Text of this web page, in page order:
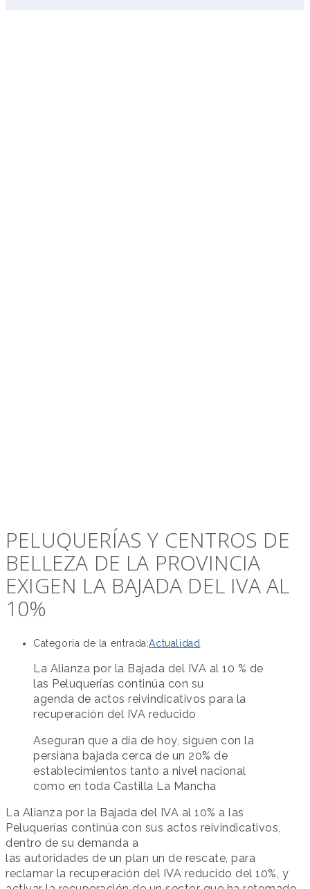
PELUQUERÍAS Y CENTROS DE
BELLEZA DE LA PROVINCIA
EXIGEN LA BAJADA DEL IVA AL
10%
Categoría de la entrada:Actualidad
La Alianza por la Bajada del IVA al 10 % de
las Peluquerías continúa con su
agenda de actos reivindicativos para la
recuperación del IVA reducido
Aseguran que a día de hoy, siguen con la
persiana bajada cerca de un 20% de
establecimientos tanto a nivel nacional
como en toda Castilla La Mancha
La Alianza por la Bajada del IVA al 10% a las
Peluquerías continúa con sus actos reivindicativos,
dentro de su demanda a
las autoridades de un plan un de rescate, para
reclamar la recuperación del IVA reducido del 10%, y